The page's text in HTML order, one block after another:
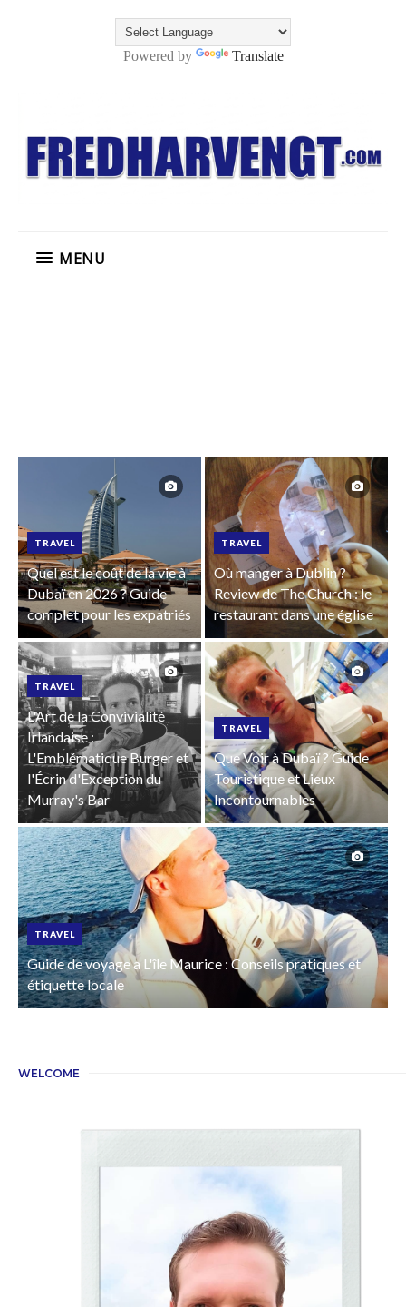
Powered by Translate
MENU
TRAVEL
Quel est le coût de la vie à
Dubaï en 2026 ? Guide
complet pour les expatriés
TRAVEL
Où manger à Dublin ?
Review de The Church : le
restaurant dans une église
TRAVEL
L'Art de la Convivialité
Irlandaise :
L'Emblématique Burger et
l'Écrin d'Exception du
Murray's Bar
TRAVEL
Que Voir à Dubaï ? Guide
Touristique et Lieux
Incontournables
TRAVEL
Guide de voyage a L'île Maurice : Conseils pratiques et
étiquette locale
WELCOME